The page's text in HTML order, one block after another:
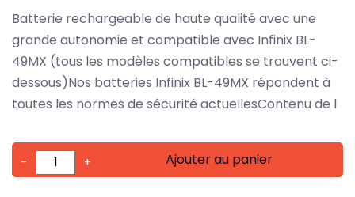
Batterie rechargeable de haute qualité avec une
grande autonomie et compatible avec Infinix BL-
49MX (tous les modèles compatibles se trouvent ci-
dessous)Nos batteries Infinix BL-49MX répondent à
toutes les normes de sécurité actuellesContenu de l
- + Ajouter au panier